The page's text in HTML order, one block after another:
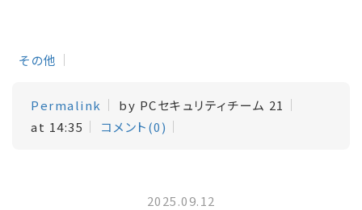
その他
Permalink
by PCセキュリティチーム 21
at 14:35
コメント(0)
2025.09.12